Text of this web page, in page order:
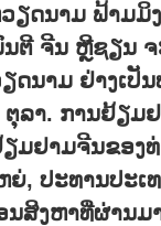
ຽດນາມ ຟ້າມມິ
ຕີ ຈີນ ຫຼີຊຽນ ຈ
ດນາມ ຢ່າງເປັນ
ຕຸລາ. ການຢ້ຽມ
ມຢາມຈີນຂອງ
ຍ່, ປະທານປະເ
ນສິງຫາທີ່ຜ່ານມ